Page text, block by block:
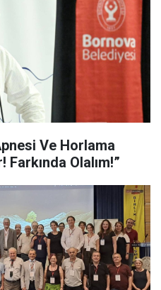
Ve Horlama
Farkında Olalım!”